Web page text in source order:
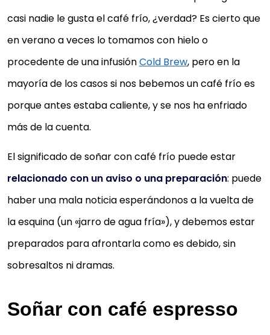
casi nadie le gusta el café frío, ¿verdad? Es cierto que
en verano a veces lo tomamos con hielo o
procedente de una infusiónCold Brew, pero en la
mayoría de los casos si nos bebemos un café frío es
porque antes estaba caliente, y se nos ha enfriado
más de la cuenta.
El significado de soñar con café frío puede estar
relacionado con un aviso o una preparación: puede
haber una mala noticia esperándonos a la vuelta de
la esquina (un «jarro de agua fría»), y debemos estar
preparados para afrontarla como es debido, sin
sobresaltos ni dramas.
Soñar con café espresso